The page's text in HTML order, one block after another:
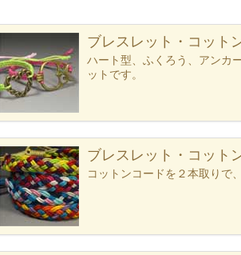
ブレスレット・コット
ハート型、ふくろう、アンカ
ットです。
ブレスレット・コット
コットンコードを２本取りで